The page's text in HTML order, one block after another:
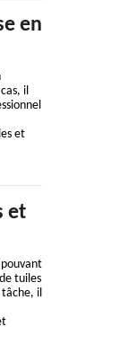
en
il
et
et
tuiles
il